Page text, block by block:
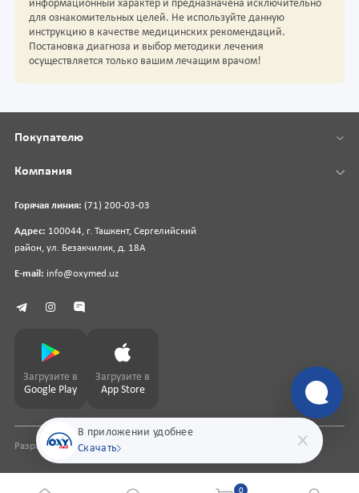
информационный характер и предназначена исключительно
для ознакомительных целей. Не используйте данную
инструкцию в качестве медицинских рекомендаций.
Постановка диагноза и выбор методики лечения
осуществляется только вашим лечащим врачом!
В приложении удобнее
Скачать
Горячая линия: (71) 200-03-03
Адрес: 100044, г. Ташкент, Сергелийский
район, ул. Безакчилик, д. 18А
E-mail: info@oxymed.uz
Покупателю
Компания
Загрузите в
Google Play
Загрузите в
App Store
Разработка сайтаpharmit.uz
0